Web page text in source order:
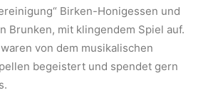
Birken-Honigessen und
Brunken, mit klingendem Spiel auf.
von dem musikalischen
begeistert und spendet gern